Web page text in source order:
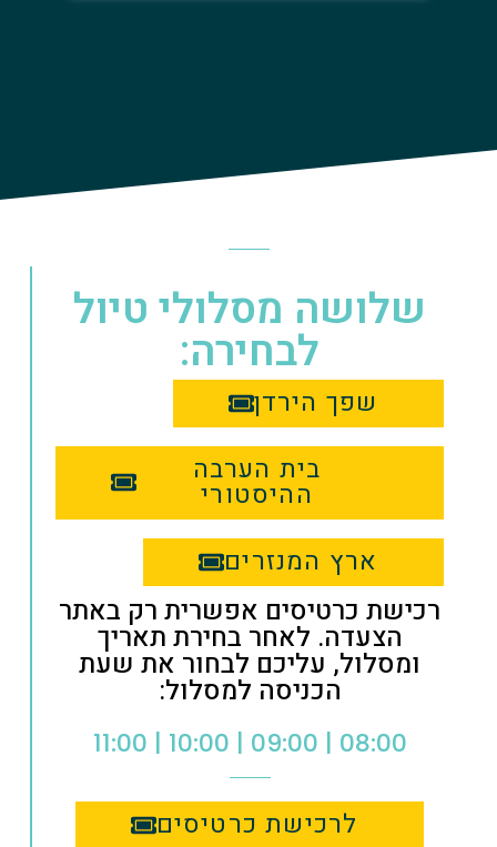
שלושה מסלולי טיול
לבחירה:
שפך הירדן
בית הערבה
ההיסטורי
ארץ המנזרים
רכישת כרטיסים אפשרית רק באתר
הצעדה. לאחר בחירת תאריך
ומסלול, עליכם לבחור את שעת
הכניסה למסלול:
08:00 | 09:00 | 10:00 | 11:00
לרכישת כרטיסים